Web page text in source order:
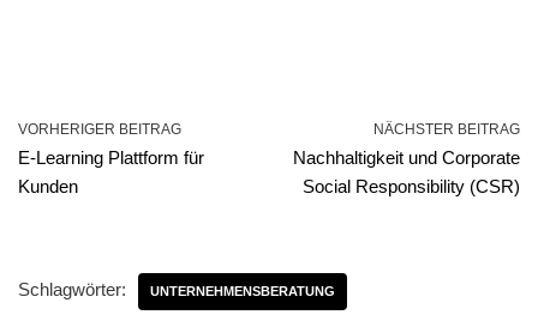
VORHERIGER BEITRAG
E-Learning Plattform für
Kunden
NÄCHSTER BEITRAG
Nachhaltigkeit und Corporate
Social Responsibility (CSR)
Schlagwörter: UNTERNEHMENSBERATUNG